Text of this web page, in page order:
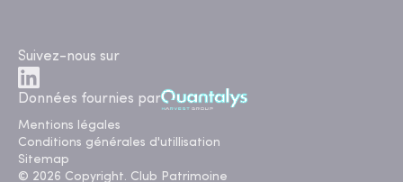
Suivez-nous sur
Données fournies par
Mentions légales
Conditions générales d'utillisation
Sitemap
© 2026 Copyright. Club Patrimoine